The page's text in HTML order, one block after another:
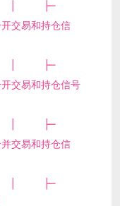
├─
交易和持仓信
├─
交易和持仓信号
├─
交易和持仓信
├─